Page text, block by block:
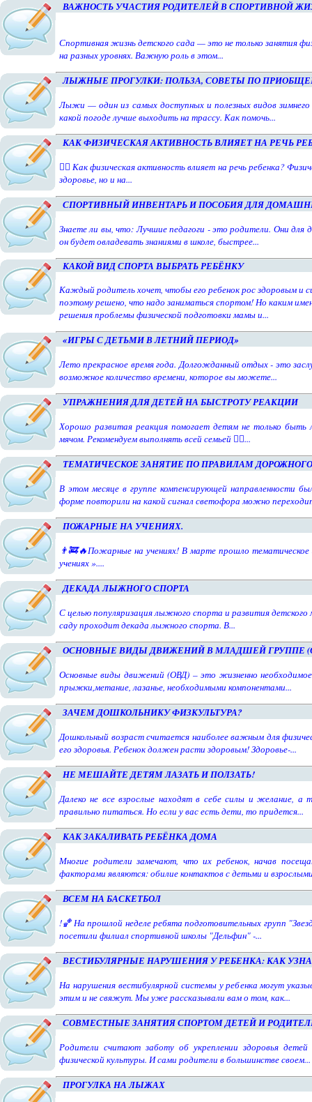
ВАЖНОСТЬ УЧАСТИЯ РОДИТЕЛЕЙ В СПОРТИВНОЙ
Спортивная жизнь детского сада — это не только занятия
на разных уровнях. Важную роль в этом...
ЛЫЖНЫЕ ПРОГУЛКИ: ПОЛЬЗА, СОВЕТЫ ПО
Лыжи — один из самых доступных и полезных видов
какой погоде лучше выходить на трассу. Как помочь...
КАК ФИЗИЧЕСКАЯ АКТИВНОСТЬ ВЛИЯЕТ НА РЕЧЬ
🏃‍♂️ Как физическая активность влияет на речь ребенка?
здоровье, но и на...
СПОРТИВНЫЙ ИНВЕНТАРЬ И ПОСОБИЯ ДЛЯ
Знаете ли вы, что: Лучшие педагоги - это родители. Они для
он будет овладевать знаниями в школе, быстрее...
КАКОЙ ВИД СПОРТА ВЫБРАТЬ РЕБЁНКУ
Каждый родитель хочет, чтобы его ребенок рос здоровым и
поэтому решено, что надо заниматься спортом! Но каким
решения проблемы физической подготовки мамы и...
«ИГРЫ С ДЕТЬМИ В ЛЕТНИЙ ПЕРИОД»
Лето прекрасное время года. Долгожданный отдых - это
возможное количество времени, которое вы можете...
УПРАЖНЕНИЯ ДЛЯ ДЕТЕЙ НА БЫСТРОТУ РЕАКЦИИ
Хорошо развитая реакция помогает детям не только
мячом. Рекомендуем выполнять всей семьей 👇🏻...
ТЕМАТИЧЕСКОЕ ЗАНЯТИЕ ПО ПРАВИЛАМ
В этом месяце в группе компенсирующей направленности
форме повторили на какой сигнал светофора можно
ПОЖАРНЫЕ НА УЧЕНИЯХ.
👨‍🚒🔥Пожарные на учениях! В марте прошло тематическое
учениях »....
ДЕКАДА ЛЫЖНОГО СПОРТА
С целью популяризация лыжного спорта и развития
саду проходит декада лыжного спорта. В...
ОСНОВНЫЕ ВИДЫ ДВИЖЕНИЙ В МЛАДШЕЙ ГРУППЕ
Основные виды движений (ОВД) – это жизненно
прыжки,метание, лазанье, необходимыми компонентами...
ЗАЧЕМ ДОШКОЛЬНИКУ ФИЗКУЛЬТУРА?
Дошкольный возраст считается наиболее важным для
его здоровья. Ребенок должен расти здоровым! Здоровье-...
НЕ МЕШАЙТЕ ДЕТЯМ ЛАЗАТЬ И ПОЛЗАТЬ!
Далеко не все взрослые находят в себе силы и желание,
правильно питаться. Но если у вас есть дети, то придется...
КАК ЗАКАЛИВАТЬ РЕБЁНКА ДОМА
Многие родители замечают, что их ребенок, начав
факторами являются: обилие контактов с детьми и
ВСЕМ НА БАСКЕТБОЛ
!🏀 На прошлой неделе ребята подготовительных групп
посетили филиал спортивной школы "Дельфин" -...
ВЕСТИБУЛЯРНЫЕ НАРУШЕНИЯ У РЕБЕНКА: КАК
На нарушения вестибулярной системы у ребенка могут
этим и не свяжут. Мы уже рассказывали вам о том, как...
СОВМЕСТНЫЕ ЗАНЯТИЯ СПОРТОМ ДЕТЕЙ И
Родители считают заботу об укреплении здоровья
физической культуры. И сами родители в большинстве своем...
ПРОГУЛКА НА ЛЫЖАХ